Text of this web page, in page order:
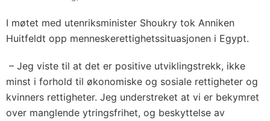
I møtet med utenriksminister Shoukry tok Anniken
Huitfeldt opp menneskerettighetssituasjonen i Egypt.
– Jeg viste til at det er positive utviklingstrekk, ikke
minst i forhold til økonomiske og sosiale rettigheter og
kvinners rettigheter. Jeg understreket at vi er bekymret
over manglende ytringsfrihet, og beskyttelse av